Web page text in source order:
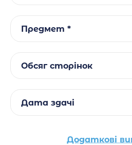
Предмет *
Обсяг сторінок
Дата здачі
Додаткові